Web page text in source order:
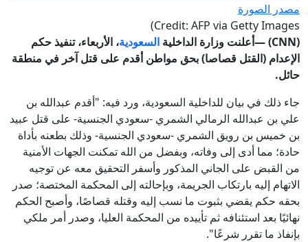
إيران مباشر.. خامنئي يلتقي بزشكيان
وعراقجي يتحدث عن تبادل رسائل مع
واشنطن
مصدر الصورة
Credit: AFP via Getty Images)
(CNN)
—أعلنت وزارة الداخلية السعودية، الأربعاء، تنفيذ حكم
الإعدام (القتل قصاصا) بحق مواطن أقدم على قتل آخر في منطقة
حائل.
جاء ذلك في بيان للداخلية السعودية، ورد فيه: "أقدم عبدالله بن
علي بن عبدالله الرمالي الشمري -سعودي الجنسية- على قتل عبيد
بن خميس بن رويق الشمري -سعودي الجنسية- وذلك بطعنه بأداة
حادة؛ مما أدى إلى وفاته، وبفضل من الله تمكنت الجهات الأمنية
من القبض على الجاني المذكور وأسفر التحقيق معه عن توجيه
الاتهام إليه بارتكاب الجريمة، وبإحالته إلى المحكمة المختصة؛ صدر
بحقه حكم يقضي بثبوت ما نسب إليه وقتله قصاصًا، وأصبح الحكم
نهائيًا بعد استئنافه ثم تأييده من المحكمة العليا، وصدر أمر ملكي
بإنفاذ ما تقرر شرعًا".